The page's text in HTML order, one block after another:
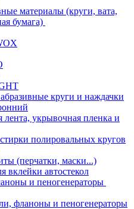
материалы (круги, вата,
бумага)
круги и наждачки
укрывочная пленка и
полировальных кругов
(перчатки, маски...)
вклейки автостекол
и пеногенераторы
фланоны и пеногенераторы